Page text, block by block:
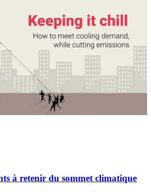
à retenir du sommet climatique